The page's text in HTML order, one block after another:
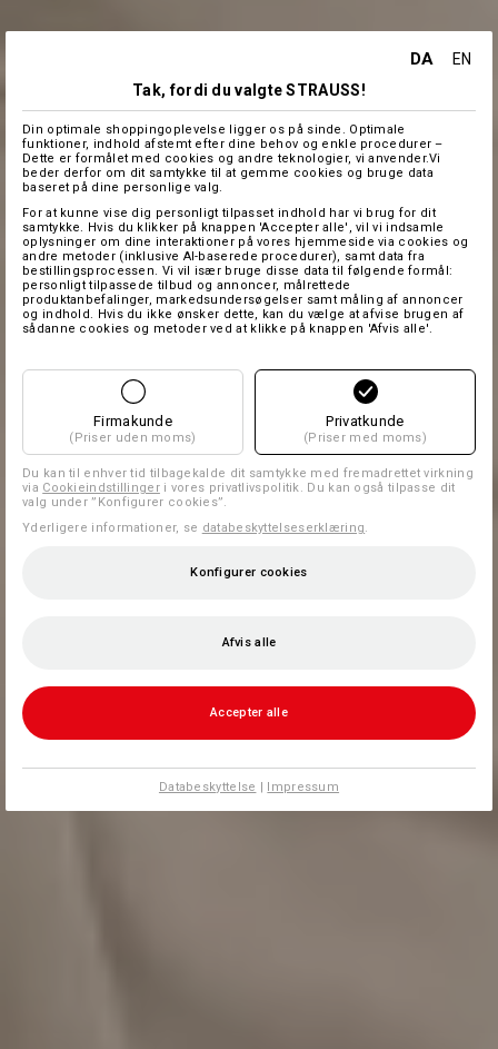
DA
EN
Tak, fordi du valgte STRAUSS!
Din optimale shoppingoplevelse ligger os på sinde. Optimale
funktioner, indhold afstemt efter dine behov og enkle procedurer –
Dette er formålet med cookies og andre teknologier, vi anvender.Vi
beder derfor om dit samtykke til at gemme cookies og bruge data
baseret på dine personlige valg.
For at kunne vise dig personligt tilpasset indhold har vi brug for dit
samtykke. Hvis du klikker på knappen 'Accepter alle', vil vi indsamle
oplysninger om dine interaktioner på vores hjemmeside via cookies og
andre metoder (inklusive AI-baserede procedurer), samt data fra
bestillingsprocessen. Vi vil især bruge disse data til følgende formål:
personligt tilpassede tilbud og annoncer, målrettede
produktanbefalinger, markedsundersøgelser samt måling af annoncer
og indhold. Hvis du ikke ønsker dette, kan du vælge at afvise brugen af
sådanne cookies og metoder ved at klikke på knappen 'Afvis alle'.
Firmakunde
(Priser uden moms)
Privatkunde
(Priser med moms)
Du kan til enhver tid tilbagekalde dit samtykke med fremadrettet virkning
via Cookieindstillingeri vores privatlivspolitik. Du kan også tilpasse dit
valg under ”Konfigurer cookies”.
Yderligere informationer, se databeskyttelseserklæring.
Konfigurer cookies
Afvis alle
Accepter alle
Databeskyttelse | Impressum